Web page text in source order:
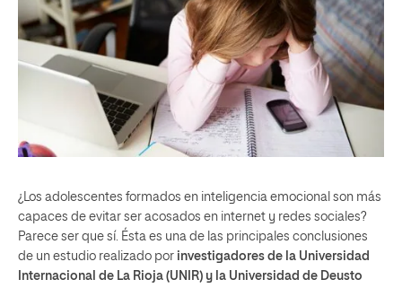
¿Los adolescentes formados en inteligencia emocional son más
capaces de evitar ser acosados en internet y redes sociales?
Parece ser que sí. Ésta es una de las principales conclusiones
de un estudio realizado por investigadores de la Universidad
Internacional de La Rioja (UNIR) y la Universidad de Deusto